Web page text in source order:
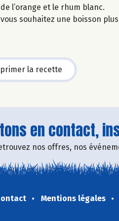
l’orange et le rhum blanc.
souhaitez une boisson
la recette
en contact,
nos offres, nos
Mentions légales